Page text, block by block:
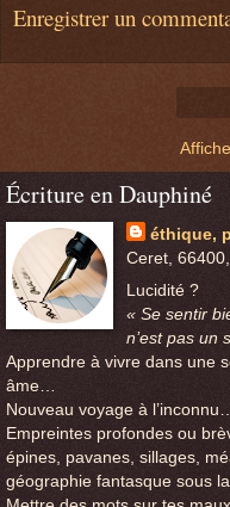
Enregistrer un
Écriture en Dauphiné
éthique,
Ceret,
Lucidité ?
« Se sentir
n’est pas un
Apprendre à vivre dans une
âme…
Nouveau voyage à l’inconnu…
Empreintes profondes ou
épines, pavanes, sillages,
géographie fantasque sous